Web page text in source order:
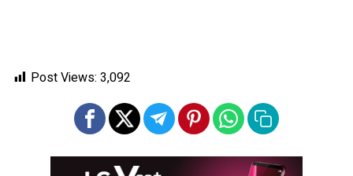
Post Views: 3,092